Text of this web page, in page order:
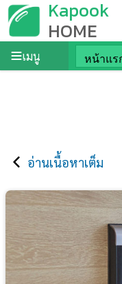
Kapook
HOME
เมนู
อ่านเนื้อหาเต็ม